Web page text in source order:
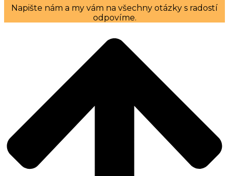
Napište nám a my vám na všechny otázky s radostí
odpovíme.